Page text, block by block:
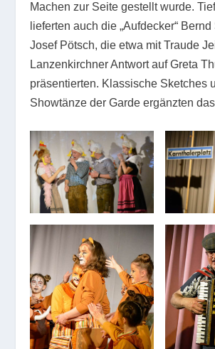
Machen zur Seite gestellt wurde.
lieferten auch die „Aufdecker“
Josef Pötsch, die etwa mit Traude
Lanzenkirchner Antwort auf Greta
präsentierten. Klassische Sketches
Showtänze der Garde ergänzten